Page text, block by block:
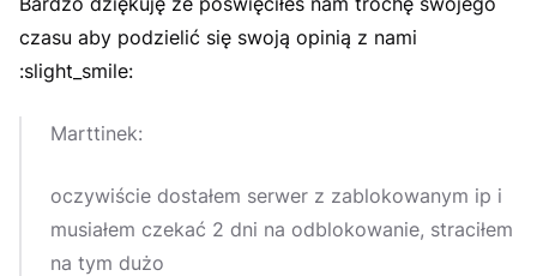
czasu aby podzielić się swoją opinią z nami
:slight_smile:
Marttinek:
oczywiście dostałem serwer z zablokowanym ip i
musiałem czekać 2 dni na odblokowanie, straciłem
na tym dużo